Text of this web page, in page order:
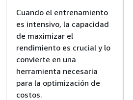
Cuando el entrenamiento
es intensivo, la capacidad
de maximizar el
rendimiento es crucial y lo
convierte en una
herramienta necesaria
para la optimización de
costos.